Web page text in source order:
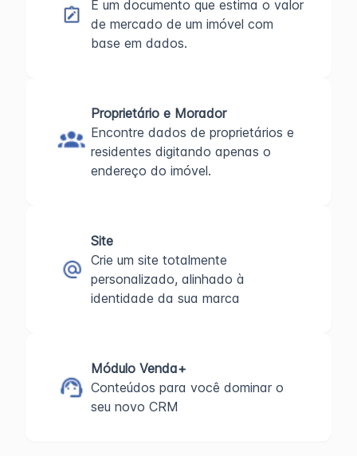
É um documento que estima o valor
de mercado de um imóvel com
base em dados.
Proprietário e Morador
Encontre dados de proprietários e
residentes digitando apenas o
endereço do imóvel.
Site
Crie um site totalmente
personalizado, alinhado à
identidade da sua marca
Módulo Venda+
Conteúdos para você dominar o
seu novo CRM